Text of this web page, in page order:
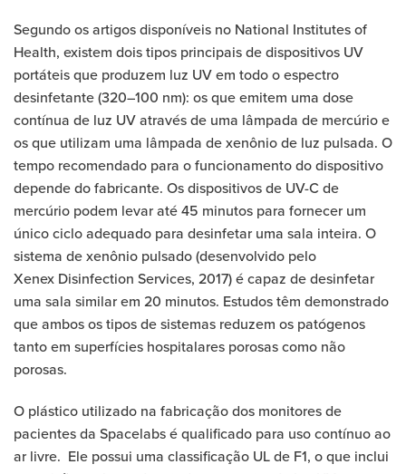
Segundo os artigos disponíveis no National Institutes of
Health, existem dois tipos principais de dispositivos UV
portáteis que produzem luz UV em todo o espectro
desinfetante (320–100 nm): os que emitem uma dose
contínua de luz UV através de uma lâmpada de mercúrio e
os que utilizam uma lâmpada de xenônio de luz pulsada. O
tempo recomendado para o funcionamento do dispositivo
depende do fabricante. Os dispositivos de UV-C de
mercúrio podem levar até 45 minutos para fornecer um
único ciclo adequado para desinfetar uma sala inteira. O
sistema de xenônio pulsado (desenvolvido pelo
Xenex Disinfection Services, 2017) é capaz de desinfetar
uma sala similar em 20 minutos. Estudos têm demonstrado
que ambos os tipos de sistemas reduzem os patógenos
tanto em superfícies hospitalares porosas como não
porosas.
O plástico utilizado na fabricação dos monitores de
pacientes da Spacelabs é qualificado para uso contínuo ao
ar livre. Ele possui uma classificação UL de F1, o que inclui